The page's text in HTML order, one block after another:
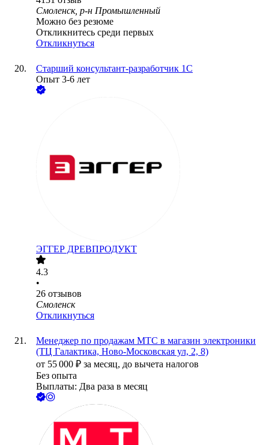
Смоленск, р-н Промышленный
Можно без резюме
Откликнитесь среди первых
Откликнуться
Старший консультант-разработчик 1С
Опыт 3-6 лет
ЭГГЕР ДРЕВПРОДУКТ
4.3
•
26 отзывов
Смоленск
Откликнуться
Менеджер по продажам МТС в магазин электроники
(ТЦ Галактика, Ново-Московская ул, 2, 8)
от 55 000 ₽ за месяц, до вычета налогов
Без опыта
Выплаты: Два раза в месяц